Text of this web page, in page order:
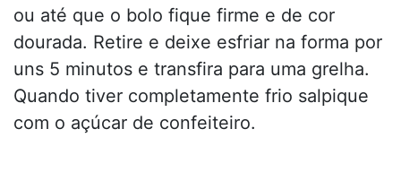
ou até que o bolo fique firme e de cor
dourada. Retire e deixe esfriar na forma por
uns 5 minutos e transfira para uma grelha.
Quando tiver completamente frio salpique
com o açúcar de confeiteiro.